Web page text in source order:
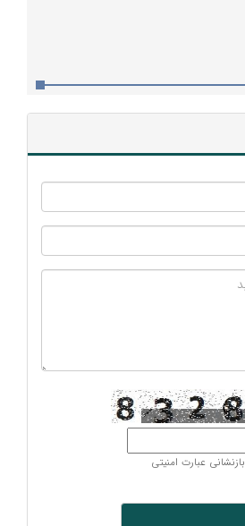
بازنشانی عبارت امنیتی